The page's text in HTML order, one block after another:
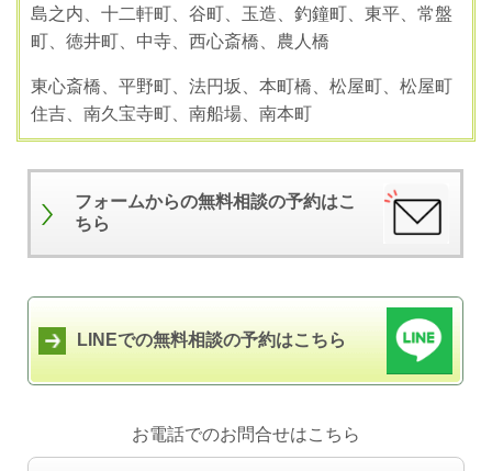
島之内、十二軒町、谷町、玉造、釣鐘町、東平、常盤
町、徳井町、中寺、西心斎橋、農人橋
東心斎橋、平野町、法円坂、本町橋、松屋町、松屋町
住吉、南久宝寺町、南船場、南本町
フォームからの無料相談の予約はこ
ちら
LINEでの無料相談の予約はこちら
お電話でのお問合せはこちら